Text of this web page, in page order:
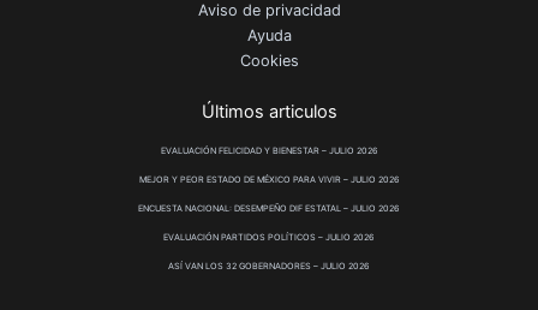
Aviso de privacidad
Ayuda
Cookies
Últimos articulos
EVALUACIÓN FELICIDAD Y BIENESTAR – JULIO 2026
MEJOR Y PEOR ESTADO DE MÉXICO PARA VIVIR – JULIO 2026
ENCUESTA NACIONAL: DESEMPEÑO DIF ESTATAL – JULIO 2026
EVALUACIÓN PARTIDOS POLÍTICOS – JULIO 2026
ASÍ VAN LOS 32 GOBERNADORES – JULIO 2026